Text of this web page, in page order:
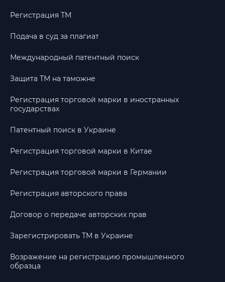
Регистрация ТМ
Подача в суд за плагиат
Международный патентный поиск
Защита ТМ на таможне
Регистрация торговой марки в иностранных
государствах
Патентный поиск в Украине
Регистрация торговой марки в Китае
Регистрация торговой марки в Германии
Регистрация авторского права
Договор о передаче авторских прав
Зарегистрировать ТМ в Украине
Возражение на регистрацию промышленного
образца